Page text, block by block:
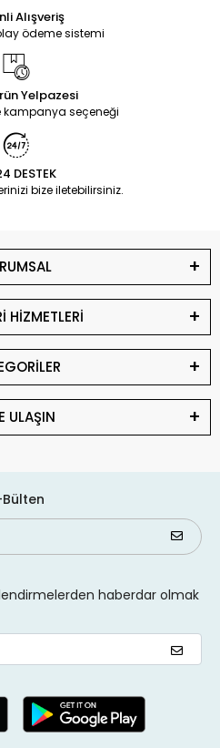
Alışveriş
ödeme sistemi
Yelpazesi
kampanya seçeneği
DESTEK
bize iletebilirsiniz.
HİZMETLERİ
ULAŞIN
Bülten
haberdar olmak